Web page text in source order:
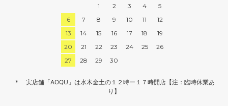
1
2 3 4
5
6
7 8 9 10 11
12
13
14 15 16 17 18
19
20
21 22 23 24 25
26
27
28 29 30
＊ 実店舗「AOQU」は水木金土の１２時ー１７時開店【注：臨時休業あ
り】